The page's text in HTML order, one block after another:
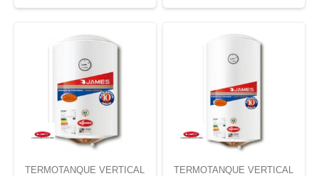
TERMOTANQUE VERTICAL
TERMOTANQUE VERTICAL